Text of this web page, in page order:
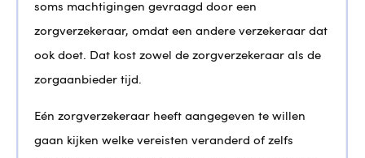
soms machtigingen gevraagd door een
zorgverzekeraar, omdat een andere verzekeraar dat
ook doet. Dat kost zowel de zorgverzekeraar als de
zorgaanbieder tijd.
Eén zorgverzekeraar heeft aangegeven te willen
gaan kijken welke vereisten veranderd of zelfs